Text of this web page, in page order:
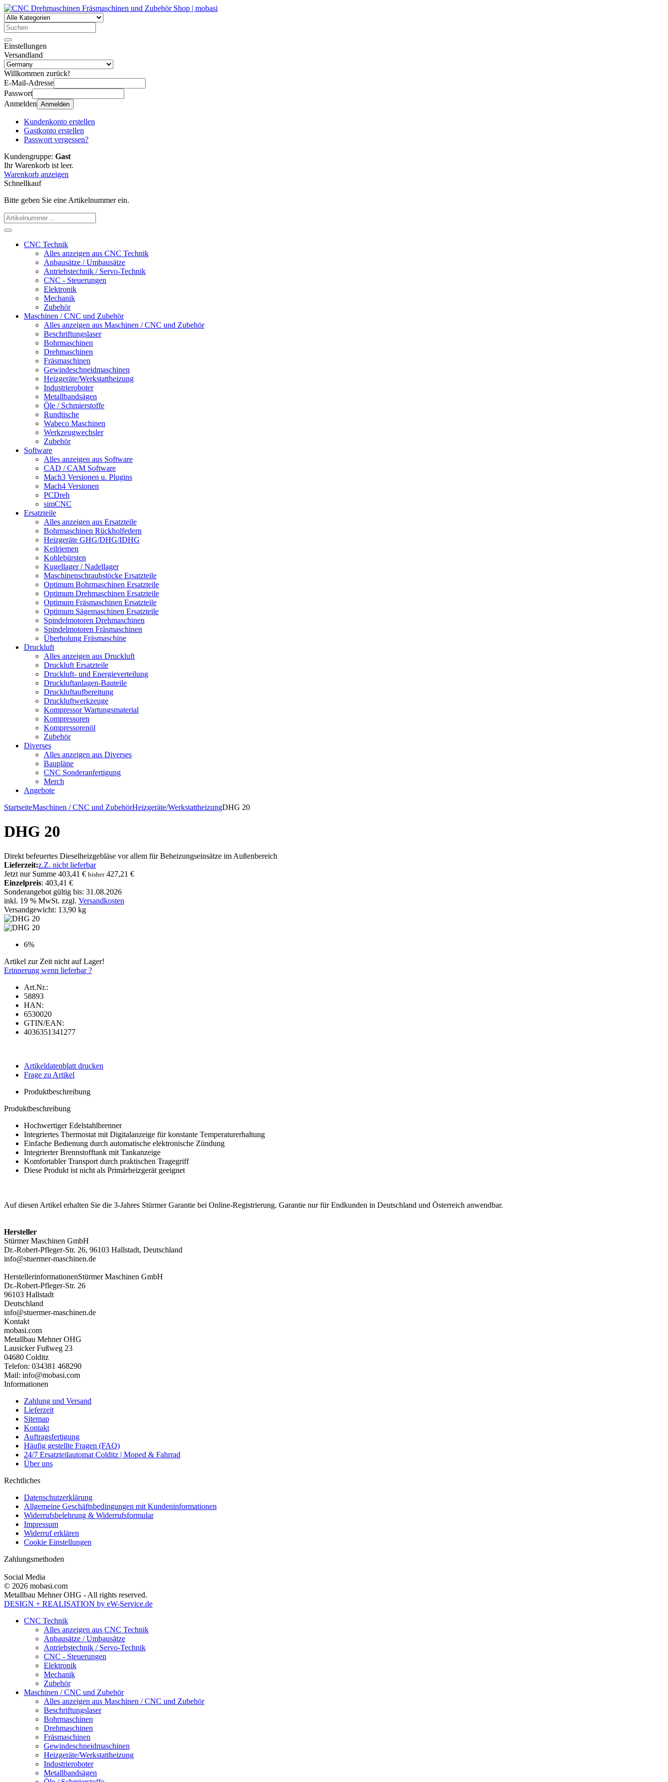
Einstellungen
Versandland
Willkommen zurück!
E-Mail-Adresse
Passwort
Anmelden Anmelden
Kundenkonto erstellen
Gastkonto erstellen
Passwort vergessen?
Kundengruppe: Gast
Ihr Warenkorb ist leer.
Warenkorb anzeigen
Schnellkauf
Bitte geben Sie eine Artikelnummer ein.
CNC Technik
Alles anzeigen aus CNC Technik
Anbausätze / Umbausätze
Antriebstechnik / Servo-Technik
CNC - Steuerungen
Elektronik
Mechanik
Zubehör
Maschinen / CNC und Zubehör
Alles anzeigen aus Maschinen / CNC und Zubehör
Beschriftungslaser
Bohrmaschinen
Drehmaschinen
Fräsmaschinen
Gewindeschneidmaschinen
Heizgeräte/Werkstattheizung
Industrieroboter
Metallbandsägen
Öle / Schmierstoffe
Rundtische
Wabeco Maschinen
Werkzeugwechsler
Zubehör
Software
Alles anzeigen aus Software
CAD / CAM Software
Mach3 Versionen u. Plugins
Mach4 Versionen
PCDreh
simCNC
Ersatzteile
Alles anzeigen aus Ersatzteile
Bohrmaschinen Rückholfedern
Heizgeräte GHG/DHG/IDHG
Keilriemen
Kohlebürsten
Kugellager / Nadellager
Maschinenschraubstöcke Ersatzteile
Optimum Bohrmaschinen Ersatzteile
Optimum Drehmaschinen Ersatzteile
Optimum Fräsmaschinen Ersatzteile
Optimum Sägemaschinen Ersatzteile
Spindelmotoren Drehmaschinen
Spindelmotoren Fräsmaschinen
Überholung Fräsmaschine
Druckluft
Alles anzeigen aus Druckluft
Druckluft Ersatzteile
Druckluft- und Energieverteilung
Druckluftanlagen-Bauteile
Druckluftaufbereitung
Druckluftwerkzeuge
Kompressor Wartungsmaterial
Kompressoren
Kompressorenöl
Zubehör
Diverses
Alles anzeigen aus Diverses
Baupläne
CNC Sonderanfertigung
Merch
Angebote
StartseiteMaschinen / CNC und ZubehörHeizgeräte/WerkstattheizungDHG 20
DHG 20
Direkt befeuertes Dieselheizgebläse vor allem für Beheizungseinsätze im Außenbereich
Lieferzeit:z.Z. nicht lieferbar
Jetzt nur Summe 403,41 € bisher427,21 €
Einzelpreis: 403,41 €
Sonderangebot gültig bis: 31.08.2026
inkl. 19 % MwSt. zzgl. Versandkosten
Versandgewicht: 13,90 kg
6%
Artikel zur Zeit nicht auf Lager!
Erinnerung wenn lieferbar ?
Art.Nr.:
58893
HAN:
6530020
GTIN/EAN:
4036351341277
Artikeldatenblatt drucken
Frage zu Artikel
Produktbeschreibung
Produktbeschreibung
Hochwertiger Edelstahlbrenner
Integriertes Thermostat mit Digitalanzeige für konstante Temperaturerhaltung
Einfache Bedienung durch automatische elektronische Zündung
Integrierter Brennstofftank mit Tankanzeige
Komfortabler Transport durch praktischen Tragegriff
Diese Produkt ist nicht als Primärheizgerät geeignet
Auf diesen Artikel erhalten Sie die 3-Jahres Stürmer Garantie bei Online-Registrierung. Garantie nur für Endkunden in Deutschland und Österreich anwendbar.
Hersteller
Stürmer Maschinen GmbH
Dr.-Robert-Pfleger-Str. 26, 96103 Hallstadt, Deutschland
info@stuermer-maschinen.de
HerstellerinformationenStürmer Maschinen GmbH
Dr.-Robert-Pfleger-Str. 26
96103 Hallstadt
Deutschland
info@stuermer-maschinen.de
Kontakt
mobasi.com
Metallbau Mehner OHG
Lausicker Fußweg 23
04680 Colditz
Telefon: 034381 468290
Mail: info@mobasi.com
Informationen
Zahlung und Versand
Lieferzeit
Sitemap
Kontakt
Auftragsfertigung
Häufig gestellte Fragen (FAQ)
24/7 Ersatzteilautomat Colditz | Moped & Fahrrad
Über uns
Rechtliches
Datenschutzerklärung
Allgemeine Geschäftsbedingungen mit Kundeninformationen
Widerrufsbelehrung & Widerrufsformular
Impressum
Widerruf erklären
Cookie Einstellungen
Zahlungsmethoden
Social Media
© 2026 mobasi.com
Metallbau Mehner OHG - All rights reserved.
DESIGN + REALISATION by eW-Service.de
CNC Technik
Alles anzeigen aus CNC Technik
Anbausätze / Umbausätze
Antriebstechnik / Servo-Technik
CNC - Steuerungen
Elektronik
Mechanik
Zubehör
Maschinen / CNC und Zubehör
Alles anzeigen aus Maschinen / CNC und Zubehör
Beschriftungslaser
Bohrmaschinen
Drehmaschinen
Fräsmaschinen
Gewindeschneidmaschinen
Heizgeräte/Werkstattheizung
Industrieroboter
Metallbandsägen